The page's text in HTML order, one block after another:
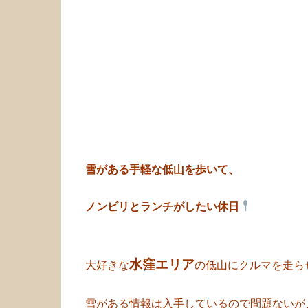
雪がある手軽な低山を歩いて、
ノンビリとランチがしたい休日
大好きな水窪エリアの低山にクルマを走ら
雪がある情報は入手しているので問題ないが